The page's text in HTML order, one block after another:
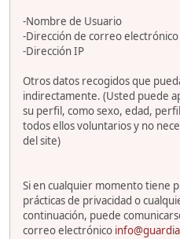
-Nombre de Usuario
-Dirección de correo electrónico
-Dirección IP
Otros datos recogidos que
indirectamente. (Usted puede
su perfil, como sexo, edad,
todos ellos voluntarios y no
del site)
Si en cualquier momento tiene
prácticas de privacidad o
continuación, puede
correo electrónico